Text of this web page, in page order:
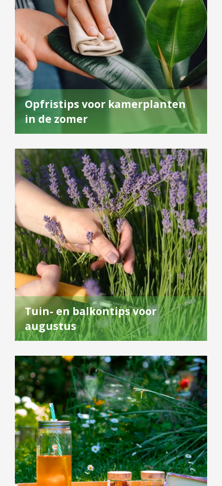
Opfristips voor kamerplanten
in de zomer
Tuin- en balkontips voor
augustus